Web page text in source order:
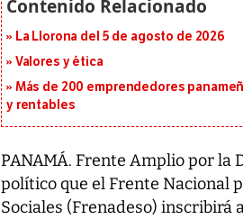
La Llorona del 5 de agosto de 2026
Valores y ética
Más de 200 emprendedores
y rentables
PANAMÁ. Frente Amplio por la
político que el Frente Nacional
Sociales (Frenadeso) inscribirá